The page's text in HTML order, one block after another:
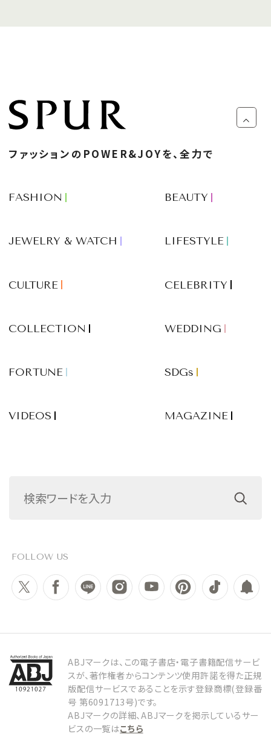
ファッションのPOWER&JOYを、全力で
FASHION BEAUTY
JEWELRY & WATCH LIFESTYLE
CULTURE CELEBRITY
COLLECTION WEDDING
FORTUNE SDGs
VIDEOS MAGAZINE
FOLLOW US
ABJマークは、この電子書店・電子書籍配信サービ
スが、著作権者からコンテンツ使用許諾を得た正規
版配信サービスであることを示す登録商標(登録番
号 第6091713号)です。
ABJマークの詳細、ABJマークを掲示しているサー
ビスの一覧はこちら